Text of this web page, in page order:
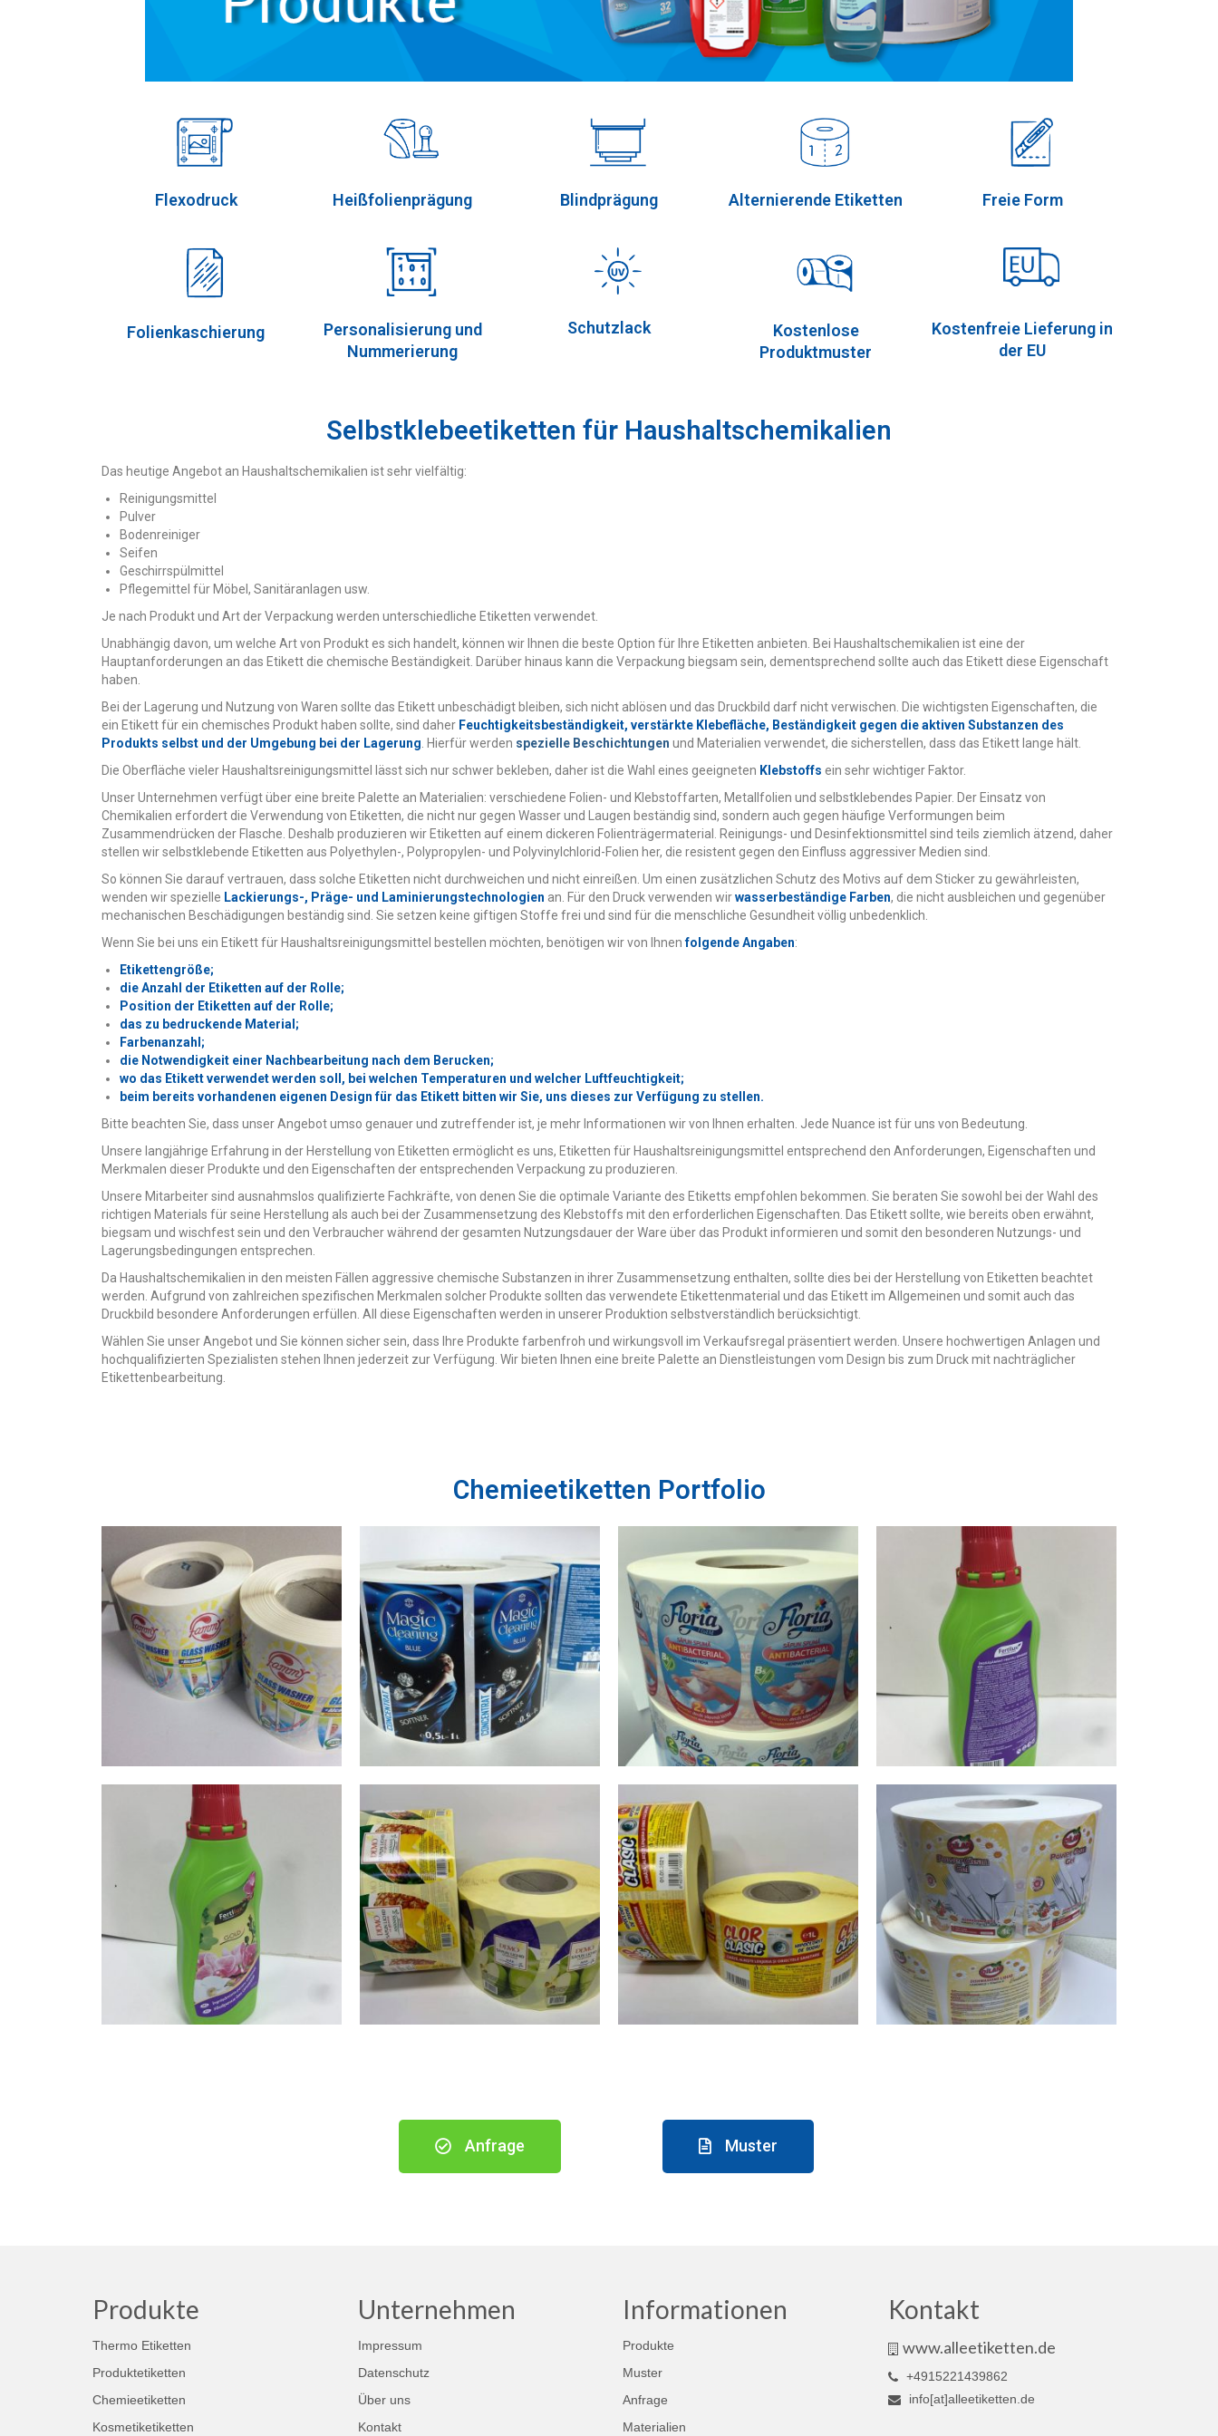
Flexodruck
Folienkaschierung
Heißfolienprägung
Personalisierung und
Nummerierung
Blindprägung
Schutzlack
Alternierende Etiketten
Kostenlose
Produktmuster
Freie Form
Kostenfreie Lieferung in
der EU
Selbstklebeetiketten für Haushaltschemikalien
Das heutige Angebot an Haushaltschemikalien ist sehr vielfältig:
Reinigungsmittel
Pulver
Bodenreiniger
Seifen
Geschirrspülmittel
Pflegemittel für Möbel, Sanitäranlagen usw.
Je nach Produkt und Art der Verpackung werden unterschiedliche Etiketten verwendet.
Unabhängig davon, um welche Art von Produkt es sich handelt, können wir Ihnen die beste Option für Ihre Etiketten anbieten. Bei Haushaltschemikalien ist eine der
Hauptanforderungen an das Etikett die chemische Beständigkeit. Darüber hinaus kann die Verpackung biegsam sein, dementsprechend sollte auch das Etikett diese Eigenschaft
haben.
Bei der Lagerung und Nutzung von Waren sollte das Etikett unbeschädigt bleiben, sich nicht ablösen und das Druckbild darf nicht verwischen. Die wichtigsten Eigenschaften, die
ein Etikett für ein chemisches Produkt haben sollte, sind daher Feuchtigkeitsbeständigkeit, verstärkte Klebefläche, Beständigkeit gegen die aktiven Substanzen des
Produkts selbst und der Umgebung bei der Lagerung . Hierfür werden spezielle Beschichtungen und Materialien verwendet, die sicherstellen, dass das Etikett lange hält.
Die Oberfläche vieler Haushaltsreinigungsmittel lässt sich nur schwer bekleben, daher ist die Wahl eines geeigneten Klebstoffs ein sehr wichtiger Faktor.
Unser Unternehmen verfügt über eine breite Palette an Materialien: verschiedene Folien- und Klebstoffarten, Metallfolien und selbstklebendes Papier. Der Einsatz von
Chemikalien erfordert die Verwendung von Etiketten, die nicht nur gegen Wasser und Laugen beständig sind, sondern auch gegen häufige Verformungen beim
Zusammendrücken der Flasche. Deshalb produzieren wir Etiketten auf einem dickeren Folienträgermaterial. Reinigungs- und Desinfektionsmittel sind teils ziemlich ätzend, daher
stellen wir selbstklebende Etiketten aus Polyethylen-, Polypropylen- und Polyvinylchlorid-Folien her, die resistent gegen den Einfluss aggressiver Medien sind.
So können Sie darauf vertrauen, dass solche Etiketten nicht durchweichen und nicht einreißen. Um einen zusätzlichen Schutz des Motivs auf dem Sticker zu gewährleisten,
wenden wir spezielle Lackierungs-, Präge- und Laminierungstechnologien an. Für den Druck verwenden wirwasserbeständige Farben, die nicht ausbleichen und gegenüber
mechanischen Beschädigungen beständig sind. Sie setzen keine giftigen Stoffe frei und sind für die menschliche Gesundheit völlig unbedenklich.
Wenn Sie bei uns ein Etikett für Haushaltsreinigungsmittel bestellen möchten, benötigen wir von Ihnenfolgende Angaben:
Etikettengröße;
die Anzahl der Etiketten auf der Rolle;
Position der Etiketten auf der Rolle;
das zu bedruckende Material;
Farbenanzahl;
die Notwendigkeit einer Nachbearbeitung nach dem Berucken;
wo das Etikett verwendet werden soll, bei welchen Temperaturen und welcher Luftfeuchtigkeit;
beim bereits vorhandenen eigenen Design für das Etikett bitten wir Sie, uns dieses zur Verfügung zu stellen.
Bitte beachten Sie, dass unser Angebot umso genauer und zutreffender ist, je mehr Informationen wir von Ihnen erhalten. Jede Nuance ist für uns von Bedeutung.
Unsere langjährige Erfahrung in der Herstellung von Etiketten ermöglicht es uns, Etiketten für Haushaltsreinigungsmittel entsprechend den Anforderungen, Eigenschaften und
Merkmalen dieser Produkte und den Eigenschaften der entsprechenden Verpackung zu produzieren.
Unsere Mitarbeiter sind ausnahmslos qualifizierte Fachkräfte, von denen Sie die optimale Variante des Etiketts empfohlen bekommen. Sie beraten Sie sowohl bei der Wahl des
richtigen Materials für seine Herstellung als auch bei der Zusammensetzung des Klebstoffs mit den erforderlichen Eigenschaften. Das Etikett sollte, wie bereits oben erwähnt,
biegsam und wischfest sein und den Verbraucher während der gesamten Nutzungsdauer der Ware über das Produkt informieren und somit den besonderen Nutzungs- und
Lagerungsbedingungen entsprechen.
Da Haushaltschemikalien in den meisten Fällen aggressive chemische Substanzen in ihrer Zusammensetzung enthalten, sollte dies bei der Herstellung von Etiketten beachtet
werden. Aufgrund von zahlreichen spezifischen Merkmalen solcher Produkte sollten das verwendete Etikettenmaterial und das Etikett im Allgemeinen und somit auch das
Druckbild besondere Anforderungen erfüllen. All diese Eigenschaften werden in unserer Produktion selbstverständlich berücksichtigt.
Wählen Sie unser Angebot und Sie können sicher sein, dass Ihre Produkte farbenfroh und wirkungsvoll im Verkaufsregal präsentiert werden. Unsere hochwertigen Anlagen und
hochqualifizierten Spezialisten stehen Ihnen jederzeit zur Verfügung. Wir bieten Ihnen eine breite Palette an Dienstleistungen vom Design bis zum Druck mit nachträglicher
Etikettenbearbeitung.
Сhemieetiketten Portfolio
Anfrage Muster
Produkte
Thermo Etiketten
Produktetiketten
Chemieetiketten
Kosmetiketiketten
Unternehmen
Impressum
Datenschutz
Über uns
Kontakt
Informationen
Produkte
Muster
Anfrage
Materialien
Kontakt
www.alleetiketten.de
+4915221439862
info[at]alleetiketten.de